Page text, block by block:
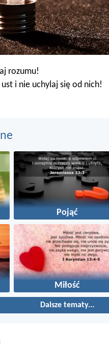
rozumu!
i nie uchylaj się od nich!
Pojąć
Miłość
Dalsze tematy...